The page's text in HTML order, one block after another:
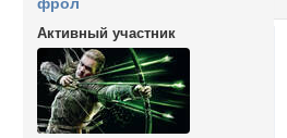
Активный участник